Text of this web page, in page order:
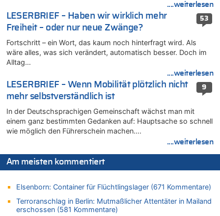
Tempolimit in 30er-Zonen – Untersuchung von Vias
07.08.2026 - 13:20 von JoKrings zu
In Belgien missachten zwei von drei Autofahrern das
Tempolimit in 30er-Zonen – Untersuchung von Vias
07.08.2026 - 13:04 von Kein Raser zu
In Belgien missachten zwei von drei Autofahrern das
Tempolimit in 30er-Zonen – Untersuchung von Vias
07.08.2026 - 13:01 von Experten? zu
In Belgien missachten zwei von drei Autofahrern das
Tempolimit in 30er-Zonen – Untersuchung von Vias
07.08.2026 - 12:43 von JoKrings zu
Zweite Hitzewelle in diesem Sommer ist jetzt amtlich
In Belgien missachten zwei von drei Autofahrern das
Tempolimit in 30er-Zonen – Untersuchung von Vias
In Belgien missachten zwei von drei Autofahrern das
Tempolimit in 30er-Zonen – Untersuchung von Vias
07.08.2026 - 11:23 von Dax zu
....weiterlesen
53
LESERBRIEF – Haben wir wirklich mehr
Freiheit – oder nur neue Zwänge?
Fortschritt – ein Wort, das kaum noch hinterfragt wird. Als
wäre alles, was sich verändert, automatisch besser. Doch im
Alltag…
....weiterlesen
9
LESERBRIEF – Wenn Mobilität plötzlich nicht
mehr selbstverständlich ist
In der Deutschsprachigen Gemeinschaft wächst man mit
einem ganz bestimmten Gedanken auf: Hauptsache so schnell
wie möglich den Führerschein machen….
....weiterlesen
Am meisten kommentiert
Elsenborn: Container für Flüchtlingslager (671 Kommentare)
Terroranschlag in Berlin: Mutmaßlicher Attentäter in Mailand
erschossen (581 Kommentare)